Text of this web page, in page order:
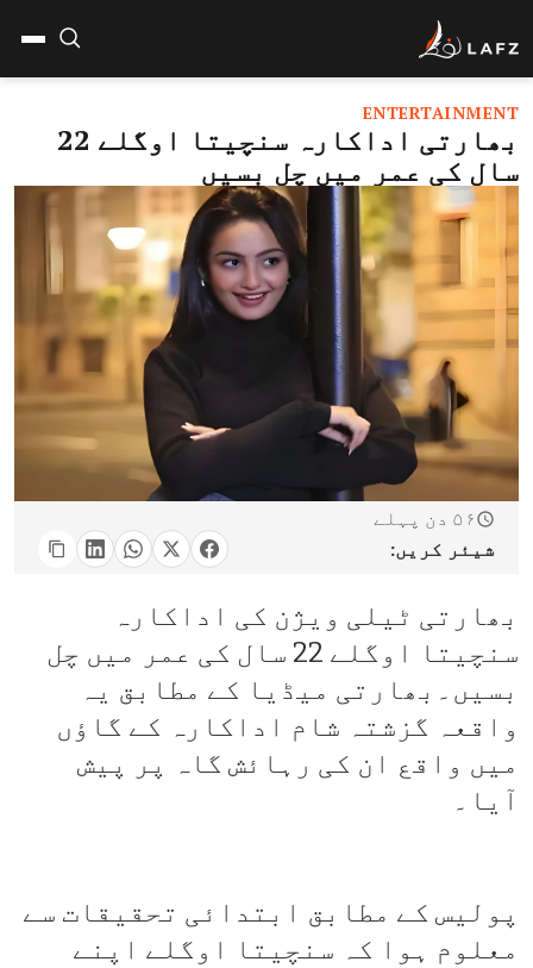
ENTERTAINMENT
بھارتی اداکارہ سنچیتا اوگلے 22
سال کی عمر میں چل بسیں
۵۶ دن پہلے
شیئر کریں:
بھارتی ٹیلی ویژن کی اداکارہ
سنچیتا اوگلے 22 سال کی عمر میں چل
بسیں۔بھارتی میڈیا کے مطابق یہ
واقعہ گزشتہ شام اداکارہ کے گاؤں
میں واقع ان کی رہائش گاہ پر پیش
آیا۔
پولیس کے مطابق ابتدائی تحقیقات سے
معلوم ہوا کہ سنچیتا اوگلے اپنے